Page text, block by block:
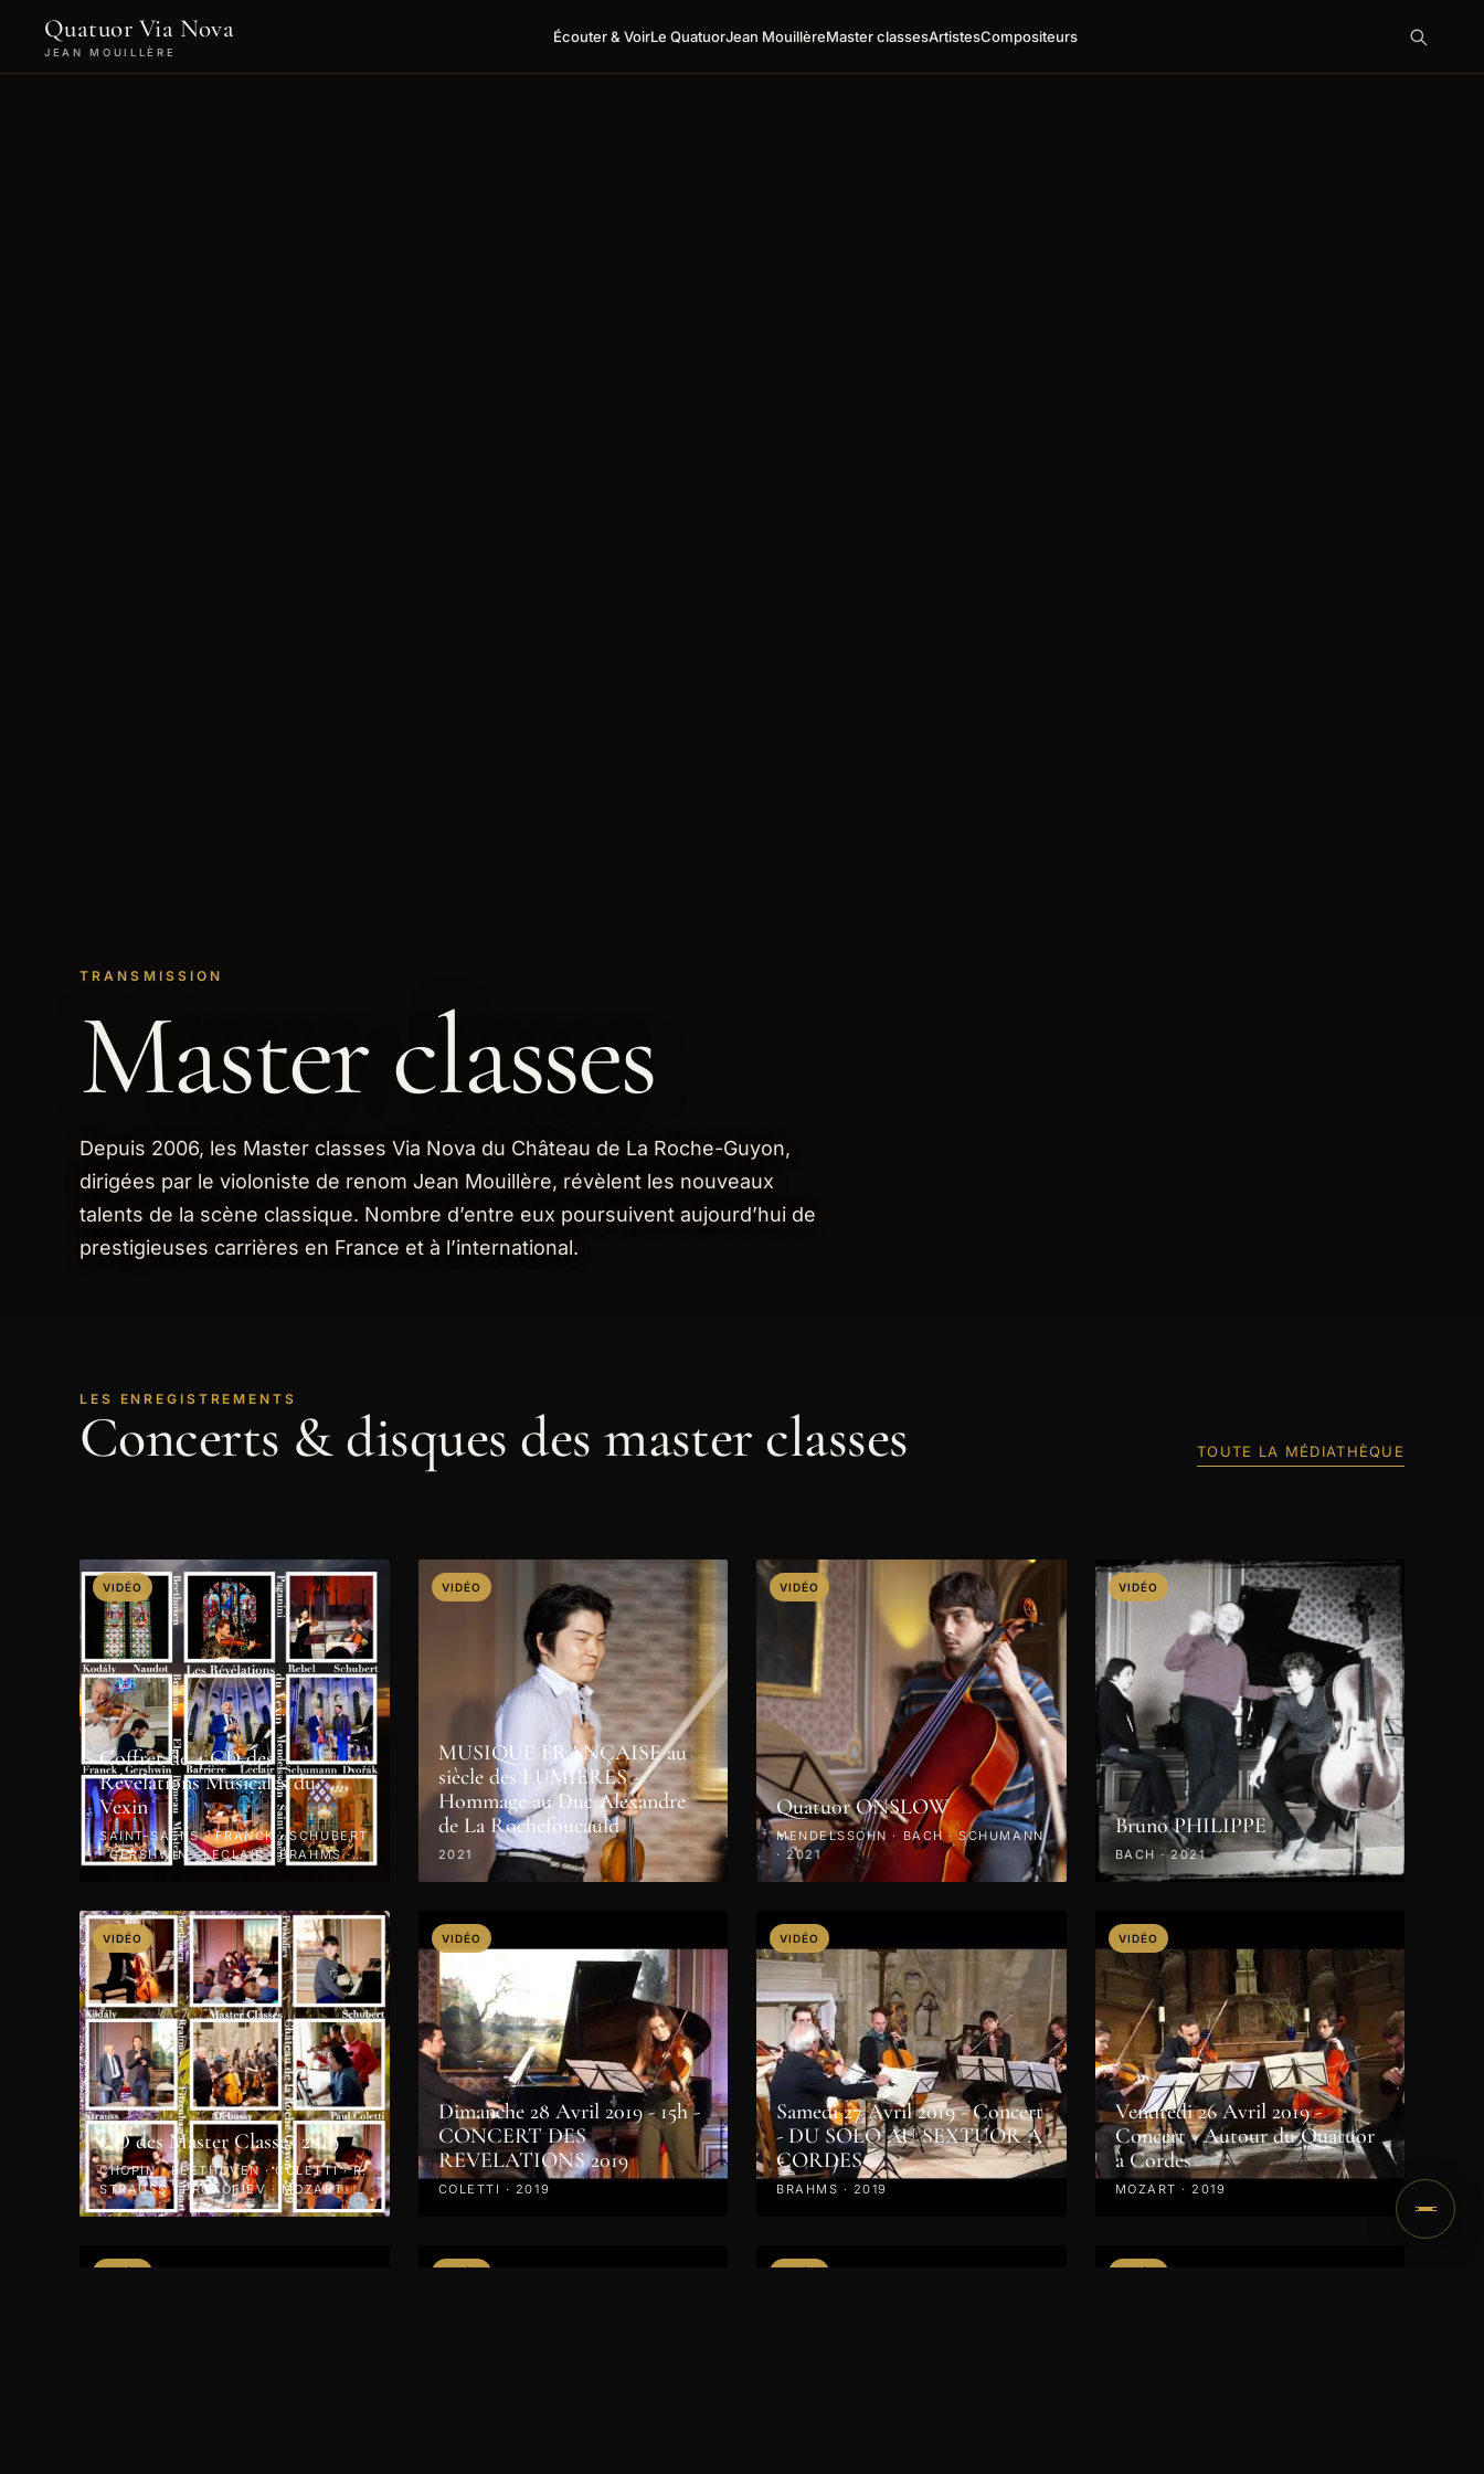
Quatuor Via Nova
JEAN MOUILLÈRE
Écouter & VoirLe QuatuorJean MouillèreMaster classesArtistesCompositeurs
TRANSMISSION
Master classes
Depuis 2006, les Master classes Via Nova du Château de La Roche-Guyon,
dirigées par le violoniste de renom Jean Mouillère, révèlent les nouveaux
talents de la scène classique. Nombre d’entre eux poursuivent aujourd’hui de
prestigieuses carrières en France et à l’international.
LES ENREGISTREMENTS
Concerts & disques des master classes TOUTE LA MÉDIATHÈQUE
VIDÉO
Coffret de 4 CD des
Révélations Musicales du
Vexin
SAINT-SAËNS · FRANCK · SCHUBERT
· GERSHWIN · LECLAIR · BRAHMS ·
VIDÉO
MUSIQUE FRANÇAISE au
siècle des LUMIÈRES -
Hommage au Duc Alexandre
de La Rochefoucauld
2021
VIDÉO
Quatuor ONSLOW
MENDELSSOHN · BACH · SCHUMANN
· 2021
VIDÉO
Bruno PHILIPPE
BACH · 2021
VIDÉO
CD des Master Classes 2019
CHOPIN · BEETHOVEN · COLETTI · R.
STRAUSS · PROKOFIEV · MOZART ·
KODÁLY · 2019
VIDÉO
Dimanche 28 Avril 2019 - 15h -
CONCERT DES
REVELATIONS 2019
COLETTI · 2019
VIDÉO
Samedi 27 Avril 2019 - Concert
- DU SOLO AU SEXTUOR A
CORDES
BRAHMS · 2019
VIDÉO
Vendredi 26 Avril 2019 -
Concert - Autour du Quatuor
à Cordes
MOZART · 2019